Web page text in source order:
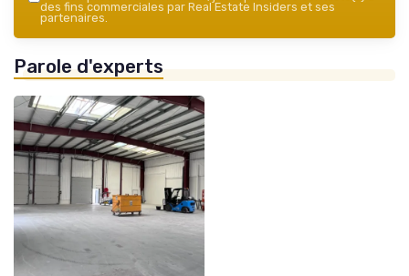
des fins commerciales par Real Estate Insiders et ses
partenaires.
Parole d'experts